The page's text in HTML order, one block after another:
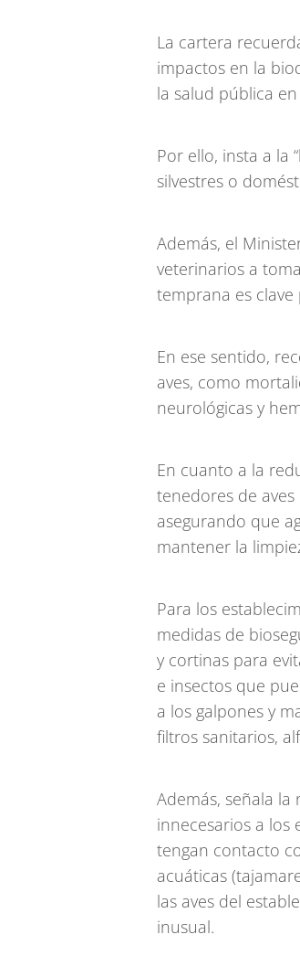
La cartera
impactos en la
la salud pública
Por ello, insta a la
silvestres o
Además, el
veterinarios a
temprana es
En ese sentido,
aves, como
neurológicas y
En cuanto a la
tenedores de
asegurando que
mantener la
Para los
medidas de
y cortinas para
e insectos que
a los galpones y
filtros sanitarios,
Además, señala
innecesarios a los
tengan contacto
acuáticas
las aves del
inusual.